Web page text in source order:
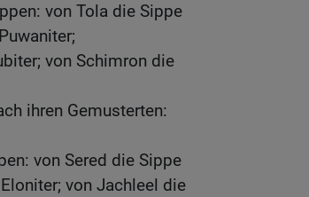
von Tola die Sippe
von Schimron die
ihren Gemusterten:
von Sered die Sippe
von Jachleel die